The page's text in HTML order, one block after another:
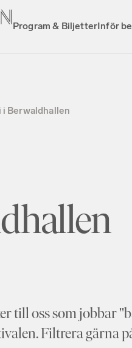
Program & BiljetterInför
i Berwaldhallen
till oss som jobbar
Filtrera gärna